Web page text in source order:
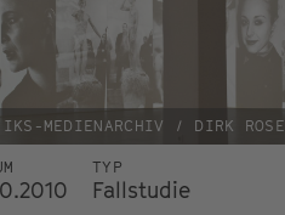
MEDIENARCHIV / DIRK ROSE
TYP
Fallstudie